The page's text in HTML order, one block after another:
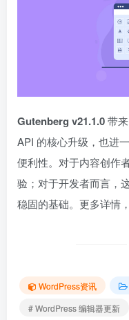
Gutenberg v21.1.0带
API 的核心升级，也进
便利性。对于内容创作
验；对于开发者而言，
稳固的基础。更多详情
WordPress资讯
# WordPress 编辑器更新